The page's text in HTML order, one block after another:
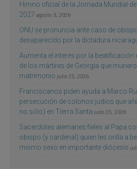
Himno oficial de la Jornada Mundial
2027 agosto 3, 2026
ONU se pronuncia ante caso de
desaparecido por la dictadura
Aumenta el interés por la beatificación
de los mártires de Georgia que
matrimonio julio 25, 2026
Franciscanos piden ayuda a Marco
persecución de colonos judíos que
no sólo) en Tierra Santa julio 25, 2026
Sacerdotes alemanes fieles al Papa
obispo (y cardenal) quien les orilla a
mismo sexo en importante diócesis